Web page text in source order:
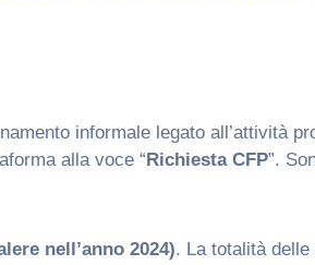
informale legato all’attività
alla voce “Richiesta CFP”.
nell’anno 2024). La totalità